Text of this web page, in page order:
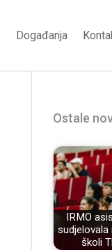
Događanja
Ostale
IRMO
sudjelovala
školi